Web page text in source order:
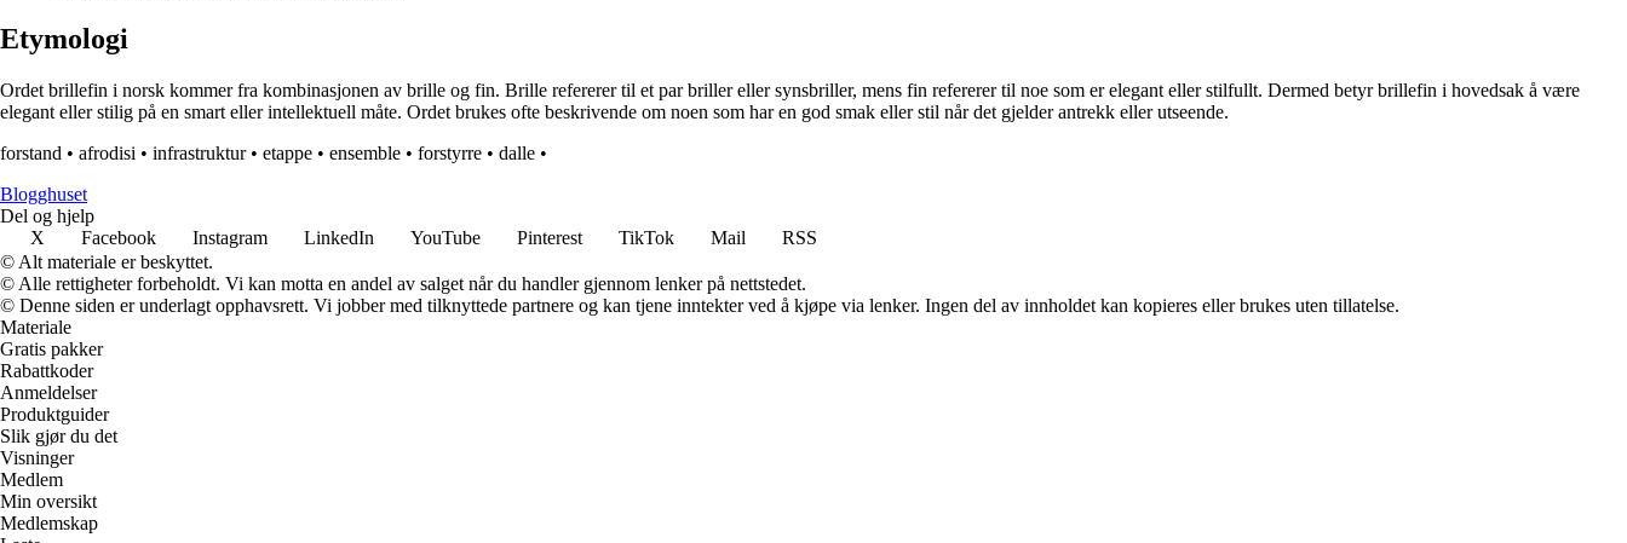
Etymologi
Ordet brillefin i norsk kommer fra kombinasjonen av brille og fin. Brille refererer til et par briller eller synsbriller, mens fin refererer til noe som er elegant eller stilfullt. Dermed betyr brillefin i hovedsak å være
elegant eller stilig på en smart eller intellektuell måte. Ordet brukes ofte beskrivende om noen som har en god smak eller stil når det gjelder antrekk eller utseende.
forstand • afrodisi • infrastruktur• etappe • ensemble • forstyrre • dalle •
Blogghuset
Del og hjelp
X
Facebook Instagram LinkedIn YouTube Pinterest TikTok Mail
RSS
© Alt materiale er beskyttet.
© Alle rettigheter forbeholdt. Vi kan motta en andel av salget når du handler gjennom lenker på nettstedet.
© Denne siden er underlagt opphavsrett. Vi jobber med tilknyttede partnere og kan tjene inntekter ved å kjøpe via lenker. Ingen del av innholdet kan kopieres eller brukes uten tillatelse.
Materiale
Gratis pakker
Rabattkoder
Anmeldelser
Produktguider
Slik gjør du det
Visninger
Medlem
Min oversikt
Medlemskap